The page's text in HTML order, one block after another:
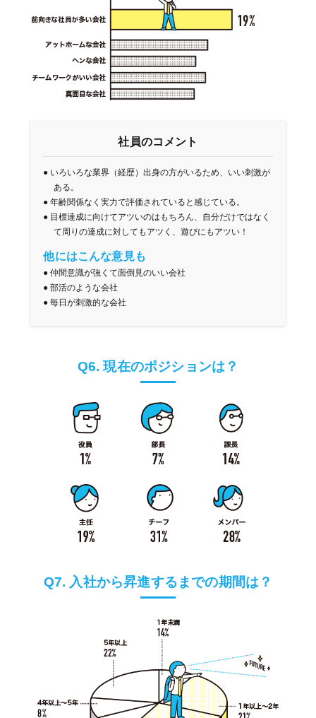
社員のコメント
● いろいろな業界（経歴）出身の方がいるため、いい刺激が
ある。
●年齢関係なく実力で評価されていると感じている。
● 目標達成に向けてアツいのはもちろん、自分だけではなく
て周りの達成に対してもアツく、遊びにもアツい！
他にはこんな意見も
●仲間意識が強くて面倒見のいい会社
●部活のような会社
●毎日が刺激的な会社
Q6. 現在のポジションは？
Q7. 入社から昇進するまでの期間は？